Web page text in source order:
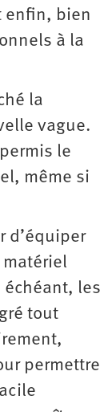
enfin, bien
à la
la
vague.
le
même si
d’équiper
les
tout
permettre